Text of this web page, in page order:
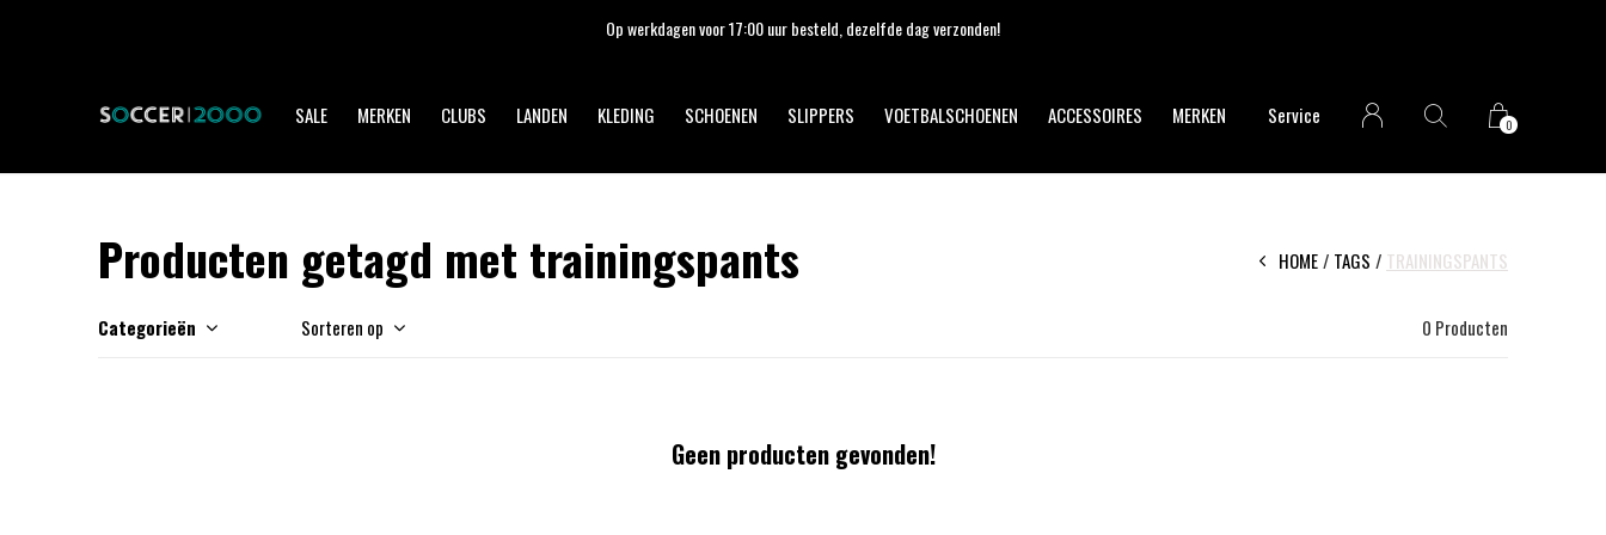
SALE MERKEN CLUBS LANDEN KLEDING SCHOENEN SLIPPERS VOETBALSCHOENEN ACCESSOIRES MERKEN Service 0
Op werkdagen voor 17:00 uur besteld, dezelfde dag verzonden!
Producten getagd met trainingspants HOME TAGS TRAININGSPANTS
Categorieën Sorteren op 0 Producten
Geen producten gevonden!